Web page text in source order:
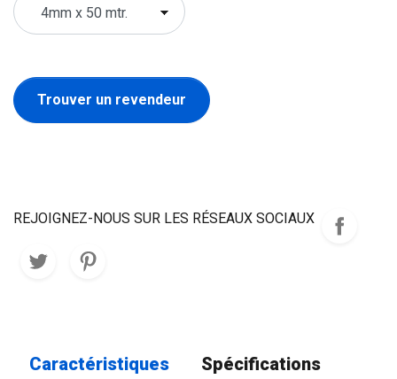
Trouver un revendeur
REJOIGNEZ-NOUS SUR LES RÉSEAUX SOCIAUX
Caractéristiques Spécifications